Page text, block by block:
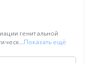
генитальной
Показать ещё